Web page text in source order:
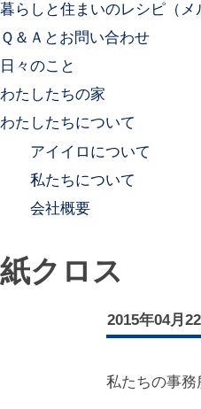
暮らしと住まいのレシピ（メ
Ｑ＆Ａとお問い合わせ
日々のこと
わたしたちの家
わたしたちについて
アイイロについて
私たちについて
会社概要
紙クロス
2015年04月
私たちの事務